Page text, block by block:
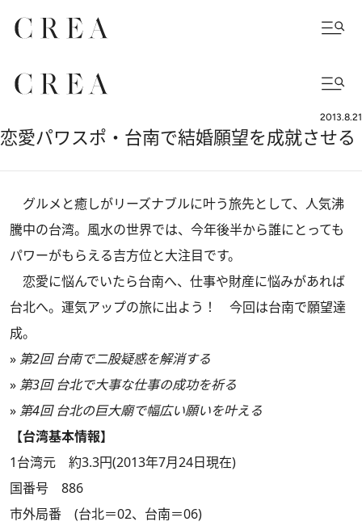
2013.8.21
恋愛パワスポ・台南で結婚願望を成就させる
グルメと癒しがリーズナブルに叶う旅先として、人気沸
騰中の台湾。風水の世界では、今年後半から誰にとっても
パワーがもらえる吉方位と大注目です。
恋愛に悩んでいたら台南へ、仕事や財産に悩みがあれば
台北へ。運気アップの旅に出よう！ 今回は台南で願望達
成。
» 第2回 台南で二股疑惑を解消する
» 第3回 台北で大事な仕事の成功を祈る
» 第4回 台北の巨大廟で幅広い願いを叶える
【台湾基本情報】
1台湾元 約3.3円(2013年7月24日現在)
国番号 886
市外局番 (台北＝02、台南＝06)